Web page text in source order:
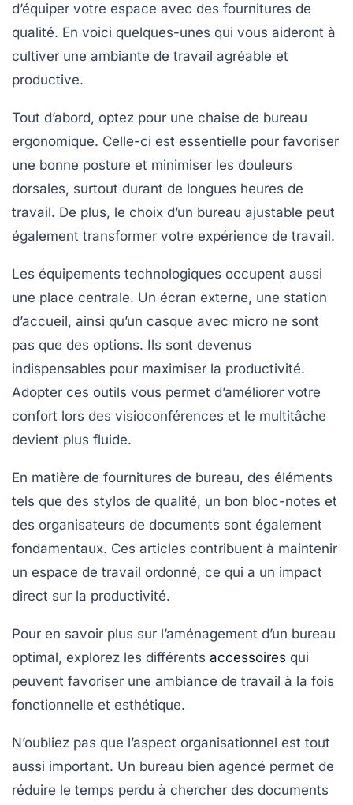
d’équiper votre espace avec des fournitures de
qualité. En voici quelques-unes qui vous aideront à
cultiver une ambiante de travail agréable et
productive.
Tout d’abord, optez pour une chaise de bureau
ergonomique. Celle-ci est essentielle pour favoriser
une bonne posture et minimiser les douleurs
dorsales, surtout durant de longues heures de
travail. De plus, le choix d’un bureau ajustable peut
également transformer votre expérience de travail.
Les équipements technologiques occupent aussi
une place centrale. Un écran externe, une station
d’accueil, ainsi qu’un casque avec micro ne sont
pas que des options. Ils sont devenus
indispensables pour maximiser la productivité.
Adopter ces outils vous permet d’améliorer votre
confort lors des visioconférences et le multitâche
devient plus fluide.
En matière de fournitures de bureau, des éléments
tels que des stylos de qualité, un bon bloc-notes et
des organisateurs de documents sont également
fondamentaux. Ces articles contribuent à maintenir
un espace de travail ordonné, ce qui a un impact
direct sur la productivité.
Pour en savoir plus sur l’aménagement d’un bureau
optimal, explorez les différents accessoires qui
peuvent favoriser une ambiance de travail à la fois
fonctionnelle et esthétique.
N’oubliez pas que l’aspect organisationnel est tout
aussi important. Un bureau bien agencé permet de
réduire le temps perdu à chercher des documents